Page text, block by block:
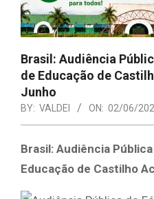
Brasil: Audiência
de Educação de
Junho
BY: VALDEI ON: 02/06/
Brasil: Audiência
Educação de Castilho